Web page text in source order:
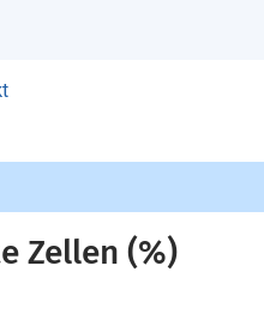
Zellen (%)